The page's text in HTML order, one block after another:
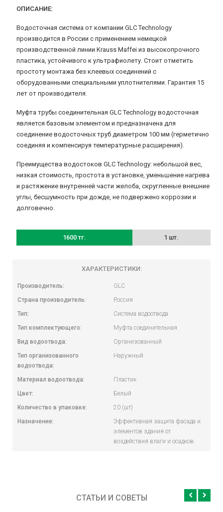
ОПИСАНИЕ:
Водосточная система от компании GLC Technology
производится в России с применением немецкой
производственной линии Krauss Maffei из высокопрочного
пластика, устойчивого к ультрафиолету. Стоит отметить
простоту монтажа без клеевых соединений с
оборудованными специальными уплотнителями. Гарантия 15
лет от производителя.
Муфта трубы соединительная GLC Technology водосточная
является базовым элементом и предназначена для
соединение водосточных труб диаметром 100 мм (герметично
соединяя и компенсируя температурные расширения).
Преимущества водостоков GLC Technology: небольшой вес,
низкая стоимость, простота в установке, уменьшение нагрева
и растяжение внутренней части желоба, скругленные внешние
углы, бесшумность при дожде, не подвержено коррозии и
долговечно.
1600 тг. 1 шт.
ХАРАКТЕРИСТИКИ:
Производитель:
Страна производитель:
Тип:
Тип комплектующего:
Вид водоотвода:
Тип организованного
водоотвода:
GLC
Россия
Система водоотвода
Муфта соединительная
Организованный
Наружный
Материал водоотвода:
Цвет:
Количество в упаковке:
Назначение:
Пластик
Белый
20 (шт)
Эффективная защита фасада и
элементов здания от
воздействия влаги и осадков.
СТАТЬИ И СОВЕТЫ